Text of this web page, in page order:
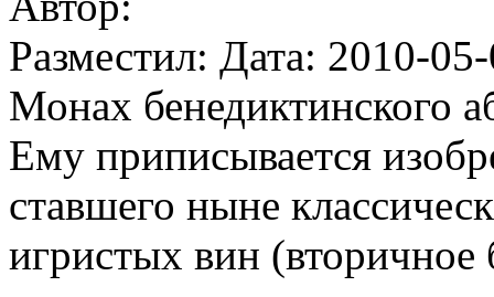
Разместил: Дата: 2010-
Монах бенедиктинского
Ему приписывается
ставшего ныне
игристых вин